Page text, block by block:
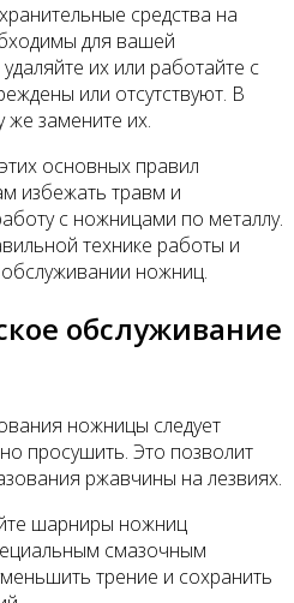
средства на
для вашей
их или работайте с
или отсутствуют. В
же замените их.
основных правил
избежать травм и
с ножницами по металлу.
технике работы и
ножниц.
обслуживание
ножницы следует
просушить. Это позволит
ржавчины на лезвиях.
шарниры ножниц
смазочным
трение и сохранить